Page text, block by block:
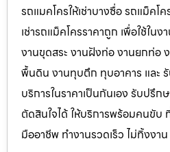
รถแมคโครให้เช่าบางซื่อ รถแม็คโ
เช่ารถแม็คโครราคาถูก เพื่อใช้ใน
งานขุดสระ งานฝังท่อ งานยกท่อ
พื้นดิน งานทุบตึก ทุบอาคาร และ
บริการในราคาเป็นกันเอง รับปรึ
ตัดสินใจได้ ให้บริการพร้อมคนขั
มืออาชีพ ทำงานรวดเร็ว ไม่ทิ้งงา